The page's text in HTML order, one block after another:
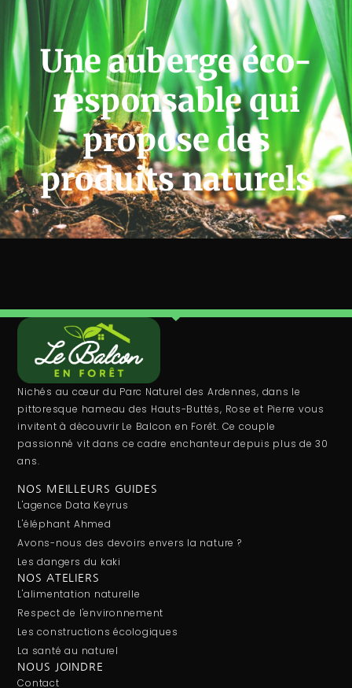
Une auberge éco-
responsable qui
propose des
produits naturels
Nichés au cœur du Parc Naturel des Ardennes, dans le
pittoresque hameau des Hauts-Buttés, Rose et Pierre vous
invitent à découvrir Le Balcon en Forêt. Ce couple
passionné vit dans ce cadre enchanteur depuis plus de 30
ans.
NOS MEILLEURS GUIDES
L'agence Data Keyrus
L'éléphant Ahmed
Avons-nous des devoirs envers la nature ?
Les dangers du kaki
NOS ATELIERS
L'alimentation naturelle
Respect de l'environnement
Les constructions écologiques
La santé au naturel
NOUS JOINDRE
Contact